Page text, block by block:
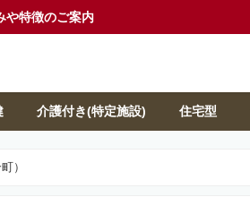
や特徴のご案内
介護付き(特定施設) 住宅型
）